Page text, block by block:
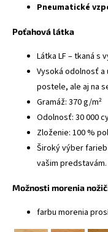
Pneumatické
Poťahová látka
Látka LF – tkaná s
Vysoká odolnosť a
postele, ale aj na
Gramáž: 370 g/m²
Odolnosť: 30 000
Zloženie: 100 %
Široký výber
vašim predstavám.
Možnosti morenia
farbu morenia